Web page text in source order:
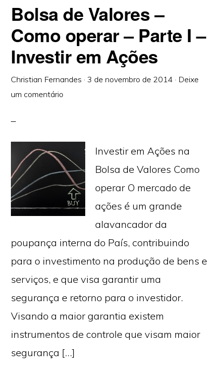
Bolsa de Valores –
Como operar – Parte I –
Investir em Ações
Christian Fernandes · 3 de novembro de 2014 · Deixe
um comentário
Investir em Ações na
Bolsa de Valores Como
operar O mercado de
ações é um grande
alavancador da
poupança interna do País, contribuindo
para o investimento na produção de bens e
serviços, e que visa garantir uma
segurança e retorno para o investidor.
Visando a maior garantia existem
instrumentos de controle que visam maior
segurança […]